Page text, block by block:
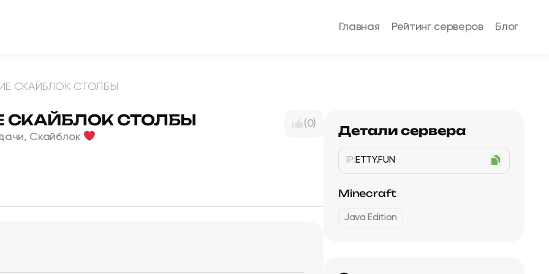
Главная Рейтинг серверов Блог
СКАЙБЛОК СТОЛБЫ
СКАЙБЛОК СТОЛБЫ
Скайблок
(0) Детали сервера
IP:ETTY.FUN
Minecraft
Java Edition